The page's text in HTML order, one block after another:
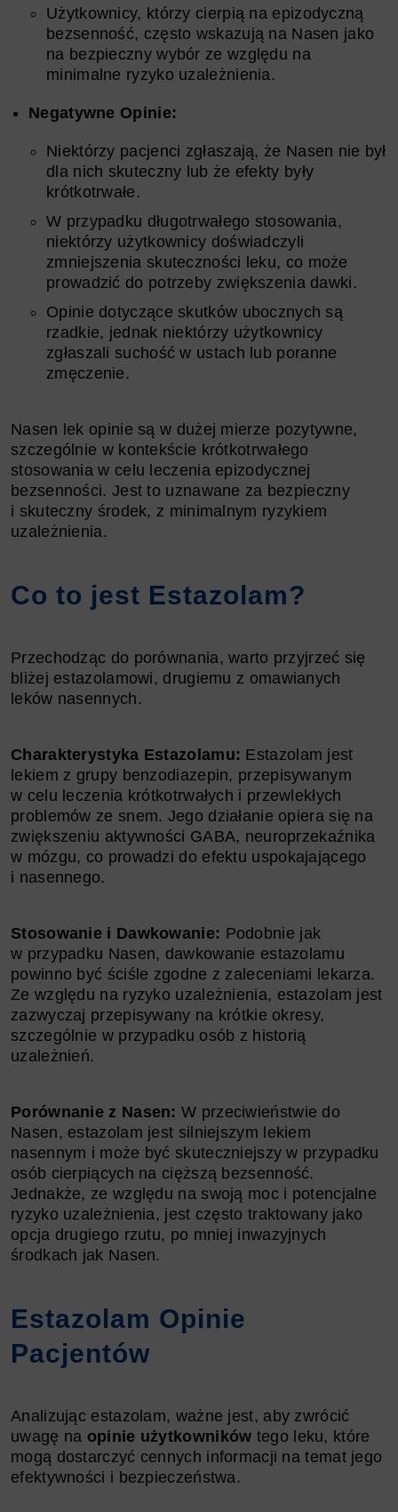
Użytkownicy, którzy cierpią na epizodyczną
bezsenność, często wskazują na Nasen jako
na bezpieczny wybór ze względu na
minimalne ryzyko uzależnienia.
Negatywne Opinie:
Niektórzy pacjenci zgłaszają, że Nasen nie był
dla nich skuteczny lub że efekty były
krótkotrwałe.
W przypadku długotrwałego stosowania,
niektórzy użytkownicy doświadczyli
zmniejszenia skuteczności leku, co może
prowadzić do potrzeby zwiększenia dawki.
Opinie dotyczące skutków ubocznych są
rzadkie, jednak niektórzy użytkownicy
zgłaszali suchość w ustach lub poranne
zmęczenie.
Nasen lek opinie są w dużej mierze pozytywne,
szczególnie w kontekście krótkotrwałego
stosowania w celu leczenia epizodycznej
bezsenności. Jest to uznawane za bezpieczny
i skuteczny środek, z minimalnym ryzykiem
uzależnienia.
Co to jest Estazolam?
Przechodząc do porównania, warto przyjrzeć się
bliżej estazolamowi, drugiemu z omawianych
leków nasennych.
Charakterystyka Estazolamu: Estazolam jest
lekiem z grupy benzodiazepin, przepisywanym
w celu leczenia krótkotrwałych i przewlekłych
problemów ze snem. Jego działanie opiera się na
zwiększeniu aktywności GABA, neuroprzekaźnika
w mózgu, co prowadzi do efektu uspokajającego
i nasennego.
Stosowanie i Dawkowanie: Podobnie jak
w przypadku Nasen, dawkowanie estazolamu
powinno być ściśle zgodne z zaleceniami lekarza.
Ze względu na ryzyko uzależnienia, estazolam jest
zazwyczaj przepisywany na krótkie okresy,
szczególnie w przypadku osób z historią
uzależnień.
Porównanie z Nasen: W przeciwieństwie do
Nasen, estazolam jest silniejszym lekiem
nasennym i może być skuteczniejszy w przypadku
osób cierpiących na cięższą bezsenność.
Jednakże, ze względu na swoją moc i potencjalne
ryzyko uzależnienia, jest często traktowany jako
opcja drugiego rzutu, po mniej inwazyjnych
środkach jak Nasen.
Estazolam Opinie
Pacjentów
Analizując estazolam, ważne jest, aby zwrócić
uwagę na opinie użytkowników tego leku, które
mogą dostarczyć cennych informacji na temat jego
efektywności i bezpieczeństwa.